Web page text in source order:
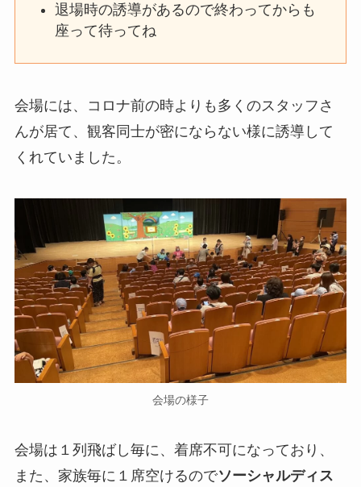
退場時の誘導があるので終わってからも
座って待ってね
会場には、コロナ前の時よりも多くのスタッフさ
んが居て、観客同士が密にならない様に誘導して
くれていました。
会場の様子
会場は１列飛ばし毎に、着席不可になっており、
また、家族毎に１席空けるのでソーシャルディス